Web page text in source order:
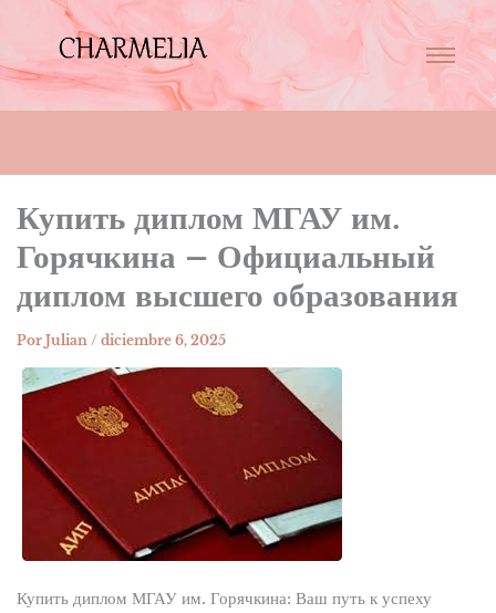
Купить диплом МГАУ им.
Горячкина – Официальный
диплом высшего образования
Por Julian / diciembre 6, 2025
Купить диплом МГАУ им. Горячкина: Ваш путь к успеху